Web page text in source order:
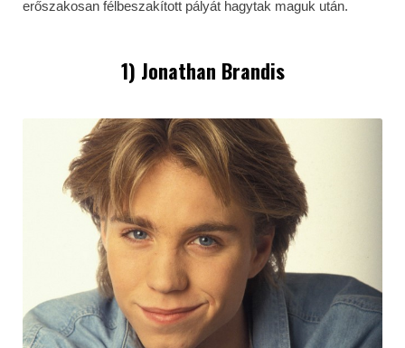
erőszakosan félbeszakított pályát hagytak maguk után.
1) Jonathan Brandis